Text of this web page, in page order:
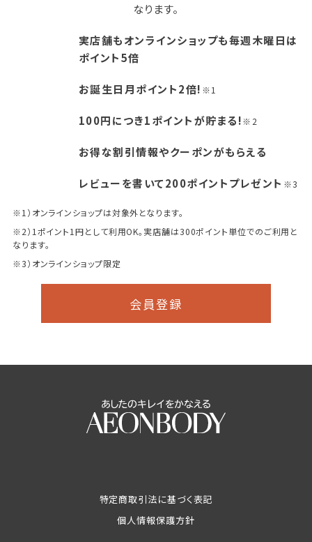
なります。
実店舗もオンラインショップも毎週木曜日は
ポイント5倍
お誕生日月ポイント2倍! ※1
100円につき1ポイントが貯まる!※2
お得な割引情報やクーポンがもらえる
レビューを書いて200ポイントプレゼント ※3
※1）オンラインショップは対象外となります。
※2）1ポイント1円として利用OK。実店舗は300ポイント単位でのご利用と
なります。
※3）オンラインショップ限定
会員登録
特定商取引法に基づく表記
個人情報保護方針